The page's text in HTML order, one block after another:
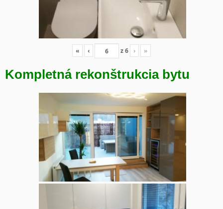
« ‹ z6 › »
Kompletná rekonštrukcia bytu